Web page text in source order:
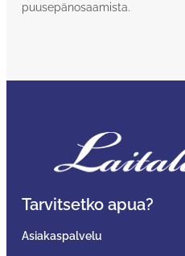
puusepänosaamista.
Tarvitsetko apua?
Asiakaspalvelu